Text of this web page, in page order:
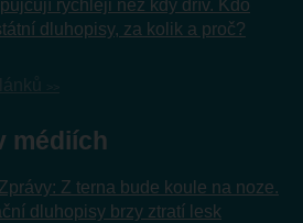
rychleji než kdy dřív. Kdo
dluhopisy, za kolik a proč?
médiích
Z terna bude koule na noze.
dluhopisy brzy ztratí lesk